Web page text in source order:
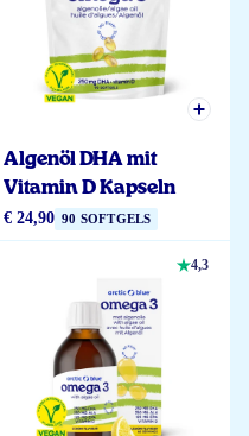
Algenöl DHA mit
Vitamin D Kapseln
€ 24,90 90 SOFTGELS
4,3